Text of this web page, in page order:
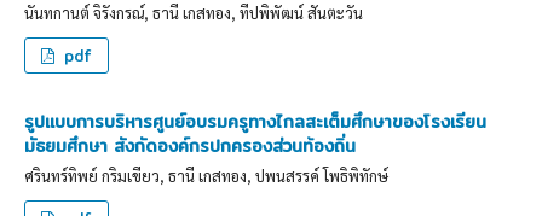
นันทกานต์ จิรังกรณ์, ธานี เกสทอง, ทีปพิพัฒน์ สันตะวัน
pdf
รูปแบบการบริหารศูนย์อบรมครูทางไกลสะเต็มศึกษาของโรงเรียน
มัธยมศึกษา สังกัดองค์กรปกครองส่วนท้องถิ่น
ศรินทร์ทิพย์ กริมเขียว, ธานี เกสทอง, ปพนสรรค์ โพธิพิทักษ์